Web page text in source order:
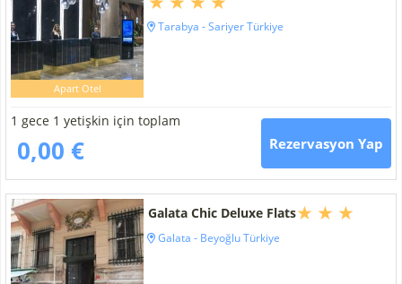
Apart Otel
Tarabya - Sariyer Türkiye
1 gece 1 yetişkin için toplam
0,00 € Rezervasyon Yap
Galata Chic Deluxe Flats
Galata - Beyoğlu Türkiye